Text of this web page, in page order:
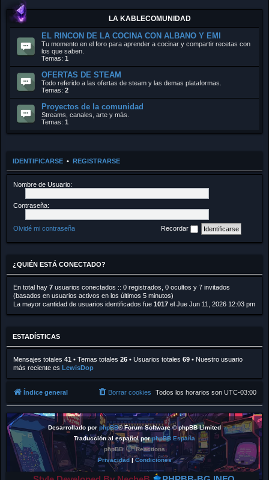
LA KABLECOMUNIDAD
EL RINCON DE LA COCINA CON ALBANO Y EMI
Tu momento en el foro para aprender a cocinar y compartir recetas con
los que saben.
Temas: 1
OFERTAS DE STEAM
Todo referido a las ofertas de steam y las demas plataformas.
Temas: 2
Proyectos de la comunidad
Streams, canales, arte y más.
Temas: 1
IDENTIFICARSE • REGISTRARSE
Nombre de Usuario:
Contraseña:
Olvidé mi contraseña Recordar
¿QUIÉN ESTÁ CONECTADO?
En total hay 7 usuarios conectados :: 0 registrados, 0 ocultos y 7 invitados
(basados en usuarios activos en los últimos 5 minutos)
La mayor cantidad de usuarios identificados fue 1017 el Jue Jun 11, 2026 12:03 pm
ESTADÍSTICAS
Mensajes totales 41 • Temas totales 26 • Usuarios totales 69 • Nuestro usuario
más reciente es LewisDop
Índice general Todos los horarios son UTC-03:00
Borrar cookies
Desarrollado porphpBB® Forum Software © phpBB Limited
Traducción al español porphpBB España
phpBB
Reactions
Privacidad|Condiciones